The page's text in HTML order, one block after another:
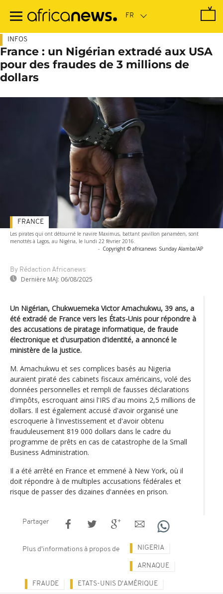
contenu
INFOS
France : un Nigérian extradé aux USA
pour des fraudes de 3 millions de
dollars
Les pirates qui ont détourné le navire Maximus, battant pavillon panaméen, sont
menottés à Lagos, au Nigéria, le lundi 22 février 2016.
- Copyright © africanews Sunday Alamba/AP
By Rédaction Africanews
Dernière MAJ: 06/08/2025
FRANCE
Un Nigérian, Chukwuemeka Victor Amachukwu, 39 ans, a
été extradé de France vers les États-Unis pour répondre à
des accusations de piratage informatique, de fraude
électronique et d'usurpation d'identité, a annoncé le
ministère de la justice.
M. Amachukwu et ses complices basés au Nigeria
auraient piraté des cabinets fiscaux américains, volé des
données personnelles et rempli de fausses déclarations
d'impôts, escroquant ainsi l'IRS d'au moins 2,5 millions de
dollars. Il est également accusé d'avoir organisé une
escroquerie à l'investissement et d'avoir obtenu
frauduleusement 819 000 dollars dans le cadre du
programme de prêts en cas de catastrophe de la Small
Business Administration.
Il a été arrêté en France et emmené à New York, où il
doit répondre à de multiples accusations fédérales et
risque de passer des dizaines d'années en prison.
Partager
Plus d'informations à propos de NIGERIA
ARNAQUE
FRAUDE ETATS-UNIS D'AMÉRIQUE